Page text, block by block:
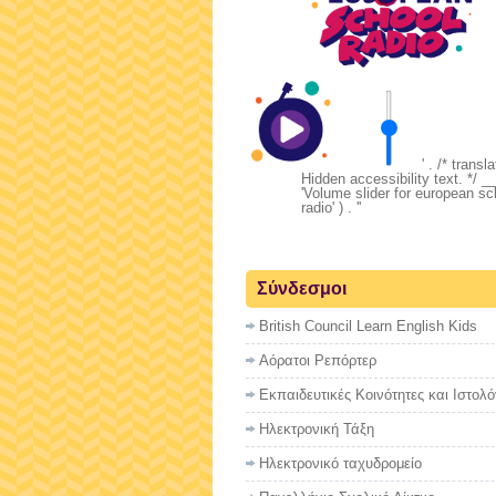
' . /*
Hidden accessibility text. */
'Volume slider for european
radio' ) . ''
Σύνδεσμοι
British Council Learn English Kids
Αόρατοι Ρεπόρτερ
Εκπαιδευτικές Κοινότητες και
Ηλεκτρονική Τάξη
Ηλεκτρονικό ταχυδρομείο